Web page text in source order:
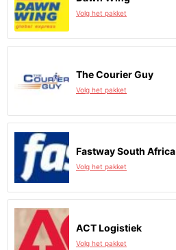
Volg het pakket
The Courier Guy
Volg het pakket
Fastway South Africa
Volg het pakket
ACT Logistiek
Volg het pakket